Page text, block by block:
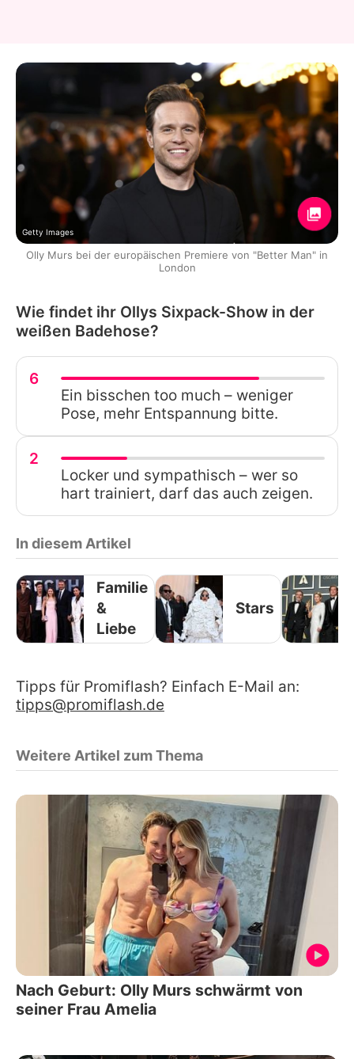
Getty Images
Olly Murs bei der europäischen Premiere von "Better Man" in
London
Wie findet ihr Ollys Sixpack-Show in der
weißen Badehose?
6
Ein bisschen too much – weniger
Pose, mehr Entspannung bitte.
2
Locker und sympathisch – wer so
hart trainiert, darf das auch zeigen.
In diesem Artikel
Familie
&
Liebe
Stars
Tipps für Promiflash? Einfach E-Mail an:
tipps@promiflash.de
Weitere Artikel zum Thema
Nach Geburt: Olly Murs schwärmt von
seiner Frau Amelia